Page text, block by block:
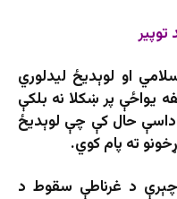
توپیر
او لوېدیځ لیدلوري
یواځې پر ښکلا نه بلکې
داسې حال کې چې لوېدیځ
ته پام کوي.
د غرناطې سقوط د